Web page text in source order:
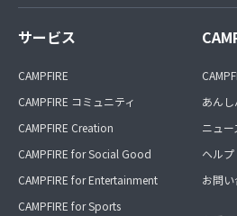
サービス
CAMPFIRE
CAMPFIRE コミュニティ
CAMPFIRE Creation
CAMPFIRE for Social Good
CAMPFIRE for Entertainment
CAMPFIRE for Sports
あん
ニュー
ヘルプ
お問